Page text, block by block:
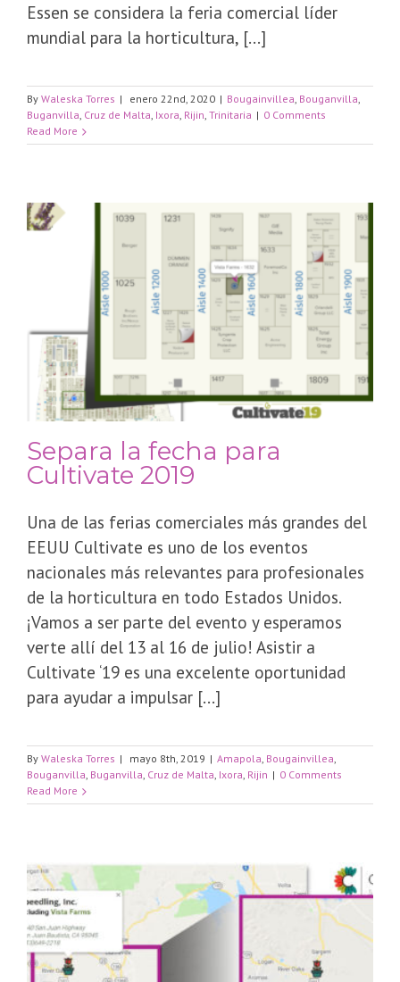
Essen se considera la feria comercial líder
mundial para la horticultura, [...]
By Waleska Torres | enero 22nd, 2020 | Bougainvillea, Bouganvilla,
Buganvilla, Cruz de Malta, Ixora, Rijin, Trinitaria | 0 Comments
Read More
Separa la fecha para
Cultivate 2019
Una de las ferias comerciales más grandes del
EEUU Cultivate es uno de los eventos
nacionales más relevantes para profesionales
de la horticultura en todo Estados Unidos.
¡Vamos a ser parte del evento y esperamos
verte allí del 13 al 16 de julio! Asistir a
Cultivate ‘19 es una excelente oportunidad
para ayudar a impulsar [...]
By Waleska Torres | mayo 8th, 2019 | Amapola, Bougainvillea,
Bouganvilla, Buganvilla, Cruz de Malta, Ixora, Rijin | 0 Comments
Read More